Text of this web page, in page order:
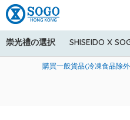
崇光禮の選択 SHISEIDO X
美國運通Explorer®信用卡會
購買一般貨品(冷凍食品除
寄送中國內地服務只適用於指